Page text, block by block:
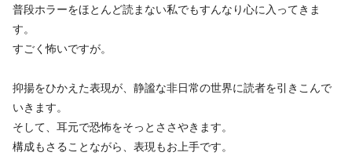
普段ホラーをほとんど読まない私でもすんなり心に入ってきま
す。
すごく怖いですが。
抑揚をひかえた表現が、静謐な非日常の世界に読者を引きこんで
いきます。
そして、耳元で恐怖をそっとささやきます。
構成もさることながら、表現もお上手です。